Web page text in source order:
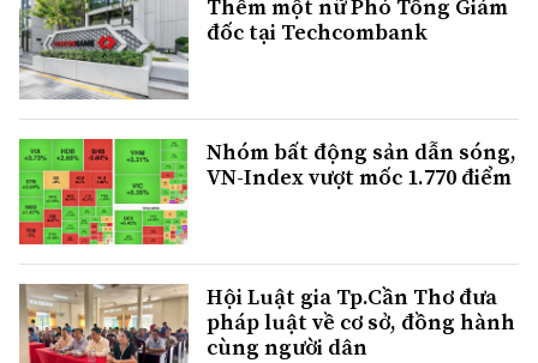
Thêm một nữ Phó Tổng Giám
đốc tại Techcombank
Nhóm bất động sản dẫn sóng,
VN-Index vượt mốc 1.770 điểm
Hội Luật gia Tp.Cần Thơ đưa
pháp luật về cơ sở, đồng hành
cùng người dân